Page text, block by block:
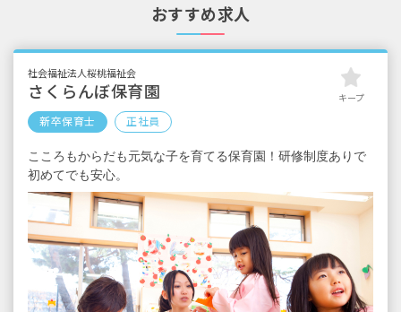
昇給 年1回（1月）
賞与 あり 基本給の4.45カ月（6月、12月）
おすすめ求人
社会福祉法人桜桃福祉会
さくらんぼ保育園
新卒保育士 正社員
キープ
こころもからだも元気な子を育てる保育園！研修制度ありで
初めてでも安心。